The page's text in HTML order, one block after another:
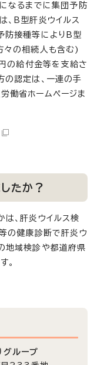
なるまでに集団予防
、B型肝炎ウイルス
防接種等によりB型
々の相続人も含む)
の給付金等を支給さ
の認定は、一連の手
働省ホームページま
たか？
、肝炎ウイルス検
の健康診断で肝炎ウ
地域検診や都道府県
。
グループ